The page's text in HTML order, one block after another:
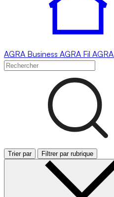
AGRA Business AGRA Fil AGRA
Trier par Filtrer par rubrique